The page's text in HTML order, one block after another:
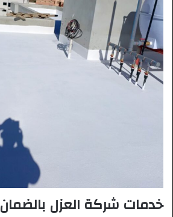
خدمات شركة العزل بالضمان